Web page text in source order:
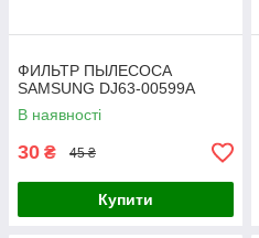
ФИЛЬТР ПЫЛЕСОСА
SAMSUNG DJ63-00599A
В наявності
30 ₴ 45 ₴
Купити